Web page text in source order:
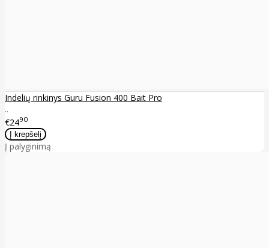
Indelių rinkinys Guru Fusion 400 Bait Pro
..
€2490
Į palyginimą